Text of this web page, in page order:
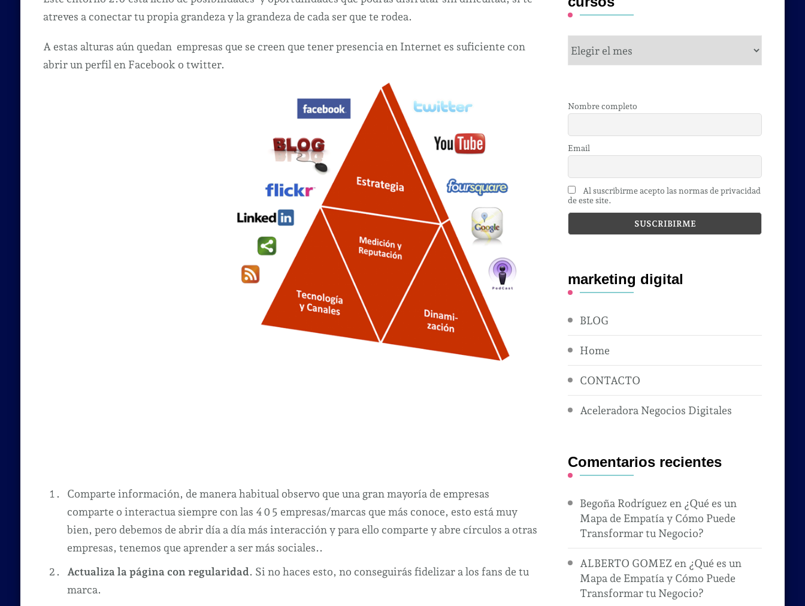
para
éxito
atreves a conectar tu propia grandeza y la grandeza de cada ser que te rodea.
A estas alturas aún quedan empresas que se creen que tener presencia en Internet es suficiente con
abrir un perfil en Facebook o twitter.
Comparte información, de manera habitual observo que una gran mayoría de empresas
comparte o interactua siempre con las 4 0 5 empresas/marcas que más conoce, esto está muy
bien, pero debemos de abrir día a día más interacción y para ello comparte y abre círculos a otras
empresas, tenemos que aprender a ser más sociales..
Actualiza la página con regularidad. Si no haces esto, no conseguirás fidelizar a los fans de tu
marca.
cursos
Nombre completo
Email
Al suscribirme acepto las normas de privacidad
de este site.
marketing digital
BLOG
Home
CONTACTO
Aceleradora Negocios Digitales
Comentarios recientes
Begoña Rodríguez en ¿Qué es un
Mapa de Empatía y Cómo Puede
Transformar tu Negocio?
ALBERTO GOMEZ en ¿Qué es un
Mapa de Empatía y Cómo Puede
Transformar tu Negocio?